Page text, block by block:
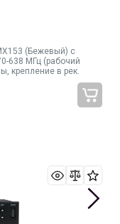
(Бежевый) с
638 МГц (рабочий
крепление в рек.